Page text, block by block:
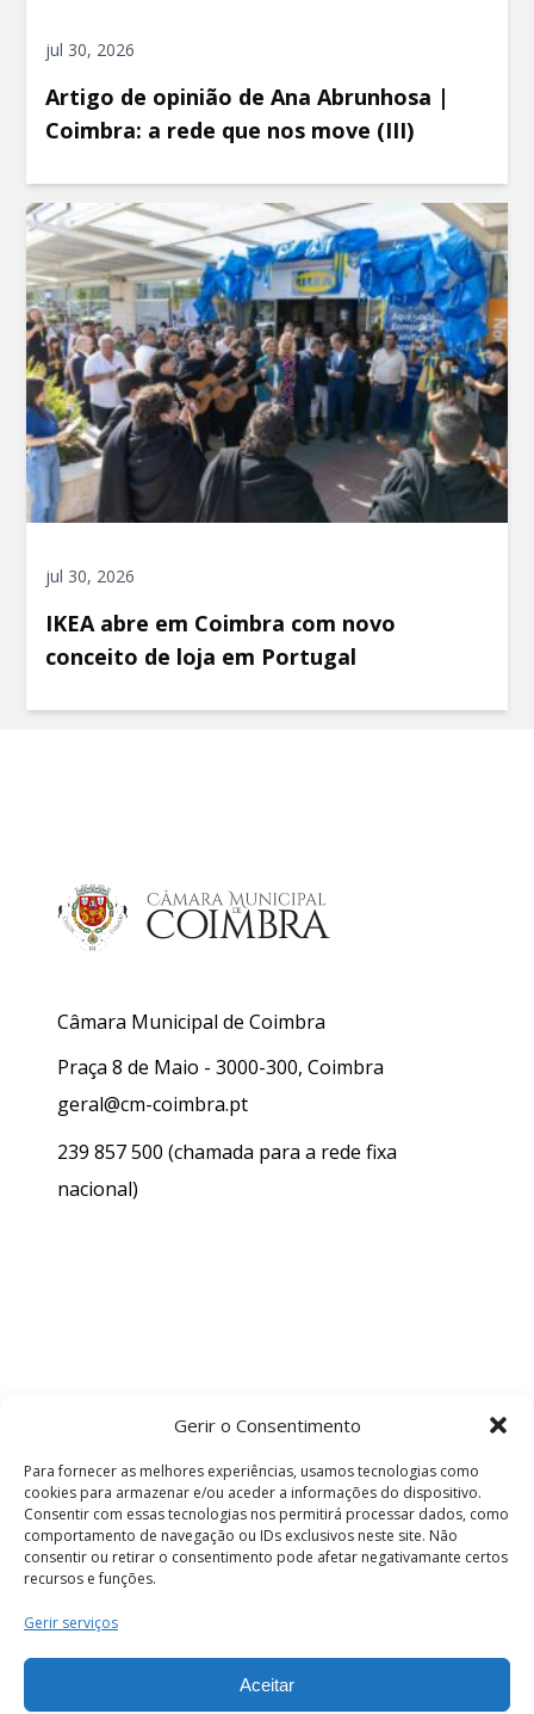
Gerir o Consentimento
Para fornecer as melhores experiências, usamos tecnologias como
cookies para armazenar e/ou aceder a informações do dispositivo.
Consentir com essas tecnologias nos permitirá processar dados, como
comportamento de navegação ou IDs exclusivos neste site. Não
consentir ou retirar o consentimento pode afetar negativamante certos
recursos e funções.
Gerir serviços
Aceitar
jul 30, 2026
Artigo de opinião de Ana Abrunhosa |
Coimbra: a rede que nos move (III)
jul 30, 2026
IKEA abre em Coimbra com novo
conceito de loja em Portugal
Câmara Municipal de Coimbra
Praça 8 de Maio - 3000-300, Coimbra
geral@cm-coimbra.pt
239 857 500 (chamada para a rede fixa
nacional)
Termos e Condições